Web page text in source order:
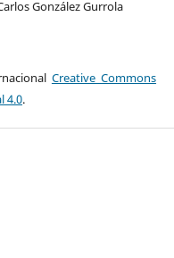
González Gurrola
Creative Commons
4.0.